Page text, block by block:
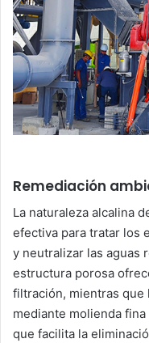
Remediación
La naturaleza alcalina
efectiva para tratar los
y neutralizar las aguas
estructura porosa
filtración, mientras que
mediante molienda
que facilita la